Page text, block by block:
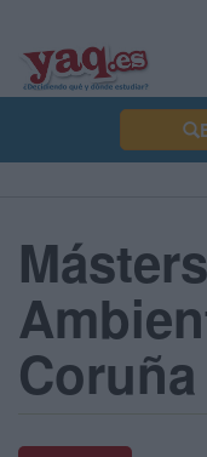
Coruña